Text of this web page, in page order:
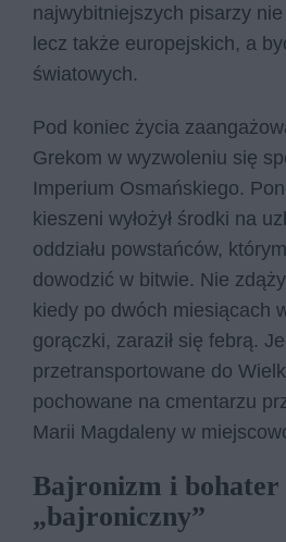
najwybitniejszych pisarzy
lecz także europejskich, a
światowych.
Pod koniec życia
Grekom w wyzwoleniu się
Imperium Osmańskiego.
kieszeni wyłożył środki na
oddziału powstańców,
dowodzić w bitwie. Nie
kiedy po dwóch miesiącach
gorączki, zaraził się febrą.
przetransportowane do
pochowane na cmentarzu
Marii Magdaleny w
Bajronizm i bohater
„bajroniczny”